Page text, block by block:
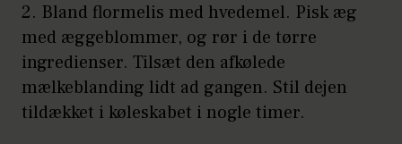
2. Bland flormelis med hvedemel. Pisk æg
med æggeblommer, og rør i de tørre
ingredienser. Tilsæt den afkølede
mælkeblanding lidt ad gangen. Stil dejen
tildækket i køleskabet i nogle timer.